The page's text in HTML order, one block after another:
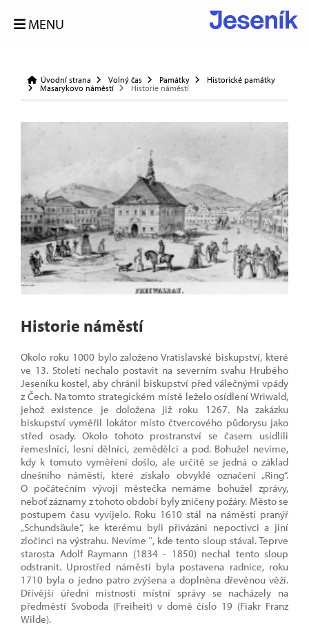
MENU
Úvodní strana Volný čas Památky
Historické památky
Masarykovo náměstí
Historie náměstí
Historie náměstí
Okolo roku 1000 bylo založeno Vratislavské biskupství, které
ve 13. Století nechalo postavit na severním svahu Hrubého
Jeseníku kostel, aby chránil biskupství před válečnými vpády
z Čech. Na tomto strategickém místě leželo osídlení Wriwald,
jehož existence je doložena již roku 1267. Na zakázku
biskupství vyměřil lokátor místo čtvercového půdorysu jako
střed osady. Okolo tohoto prostranství se časem usídlili
řemeslníci, lesní dělníci, zemědělci a pod. Bohužel nevíme,
kdy k tomuto vyměření došlo, ale určitě se jedná o základ
dnešního náměstí, které získalo obvyklé označení „Ring“.
O počátečním vývoji městečka nemáme bohužel zprávy,
neboť záznamy z tohoto období byly zničeny požáry. Město se
postupem času vyvíjelo. Roku 1610 stál na náměstí pranýř
„Schundsäule“, ke kterému byli přivázáni nepoctivci a jiní
zločinci na výstrahu. Nevíme ¨, kde tento sloup stával. Teprve
starosta Adolf Raymann (1834 - 1850) nechal tento sloup
odstranit. Uprostřed náměstí byla postavena radnice, roku
1710 byla o jedno patro zvýšena a doplněna dřevěnou věží.
Dřívější úřední místnosti místní správy se nacházely na
předměstí Svoboda (Freiheit) v domě číslo 19 (Fiakr Franz
Wilde).